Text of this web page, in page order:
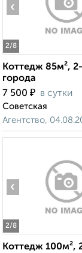
2/8
‹
Коттедж 85м²,
города
7 500 ₽ в сутки
Советская
Агентство,
2/8
‹
Коттедж 100м²,